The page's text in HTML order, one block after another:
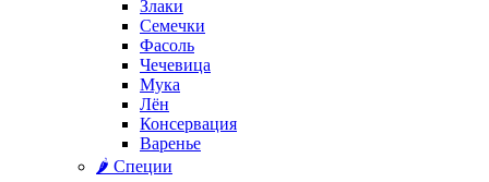
Злаки
Семечки
Фасоль
Чечевица
Мука
Лён
Консервация
Варенье
🌶️ Специи